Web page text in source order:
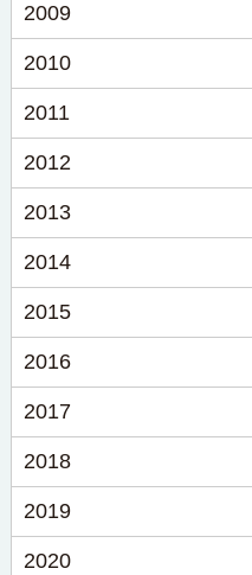
2009
2010
2011
2012
2013
2014
2015
2016
2017
2018
2019
2020